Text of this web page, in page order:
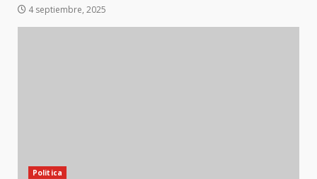
4 septiembre, 2025
Politica